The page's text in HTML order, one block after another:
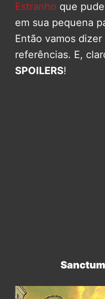
Estranho que
em sua pequena
Então vamos
referências. E,
SPOILERS!